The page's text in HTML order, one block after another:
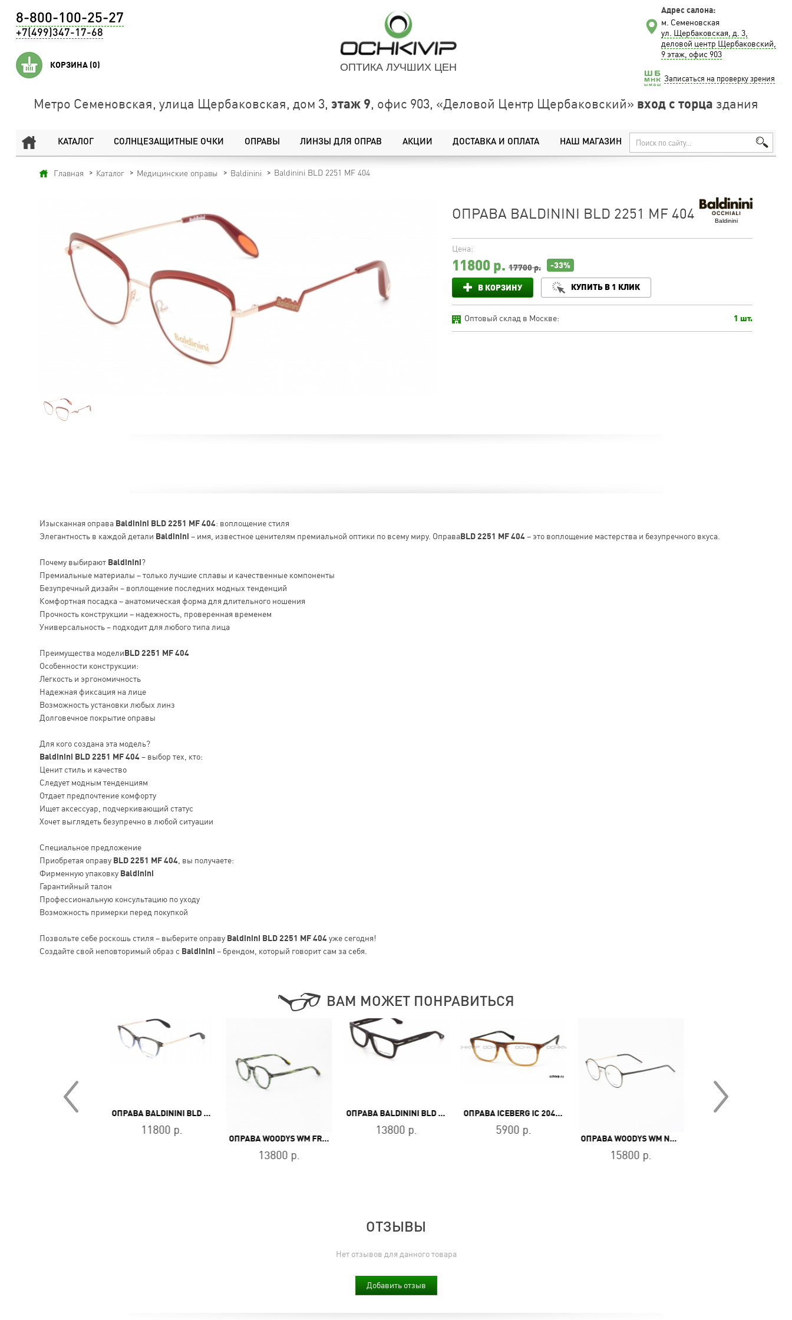
8-800-100-25-27
+7(499)347-17-68
КОРЗИНА (0) ОПТИКА ЛУЧШИХ ЦЕН
Адрес салона:
м. Семеновская
ул. Щербаковская, д. 3,
деловой центр Щербаковский,
9 этаж, офис 903
Записаться на проверку зрения
Метро Семеновская, улица Щербаковская, дом 3, этаж 9, офис 903, «Деловой Центр Щербаковский» вход с торца здания
КАТАЛОГ СОЛНЦЕЗАЩИТНЫЕ ОЧКИ ОПРАВЫ ЛИНЗЫ ДЛЯ ОПРАВ АКЦИИ ДОСТАВКА И ОПЛАТА НАШ МАГАЗИН
Главная Каталог Медицинские оправы Baldinini Baldinini BLD 2251 MF 404
Baldinini
ОПРАВА BALDININI BLD 2251 MF 404
Цена:
11800 р. 17700 р. -33%
В КОРЗИНУ КУПИТЬ В 1 КЛИК
Оптовый склад в Москве: 1 шт.
Изысканная оправа Baldinini BLD 2251 MF 404: воплощение стиля
Элегантность в каждой детали Baldinini – имя, известное ценителям премиальной оптики по всему миру. ОправаBLD 2251 MF 404– это воплощение мастерства и безупречного вкуса.
Почему выбирают Baldinini?
Премиальные материалы – только лучшие сплавы и качественные компоненты
Безупречный дизайн – воплощение последних модных тенденций
Комфортная посадка – анатомическая форма для длительного ношения
Прочность конструкции – надежность, проверенная временем
Универсальность – подходит для любого типа лица
Преимущества моделиBLD 2251 MF 404
Особенности конструкции:
Легкость и эргономичность
Надежная фиксация на лице
Возможность установки любых линз
Долговечное покрытие оправы
Для кого создана эта модель?
Baldinini BLD 2251 MF 404– выбор тех, кто:
Ценит стиль и качество
Следует модным тенденциям
Отдает предпочтение комфорту
Ищет аксессуар, подчеркивающий статус
Хочет выглядеть безупречно в любой ситуации
Специальное предложение
Приобретая оправу BLD 2251 MF 404 , вы получаете:
Фирменную упаковку Baldinini
Гарантийный талон
Профессиональную консультацию по уходу
Возможность примерки перед покупкой
Позвольте себе роскошь стиля – выберите оправу Baldinini BLD 2251 MF 404уже сегодня!
Создайте свой неповторимый образ с Baldinini – брендом, который говорит сам за себя.
ВАМ МОЖЕТ ПОНРАВИТЬСЯ
ОПРАВА BALDININI BLD 2471 PF 703
11800 р.
ОПРАВА WOODYS WM FRED 03
13800 р.
ОПРАВА BALDININI BLD 2684 PM 302
13800 р.
ОПРАВА ICEBERG IC 204 03
5900 р.
ОПРАВА WOODYS WM NENDO 01
15800 р.
ОТЗЫВЫ
Нет отзывов для данного товара
Добавить отзыв